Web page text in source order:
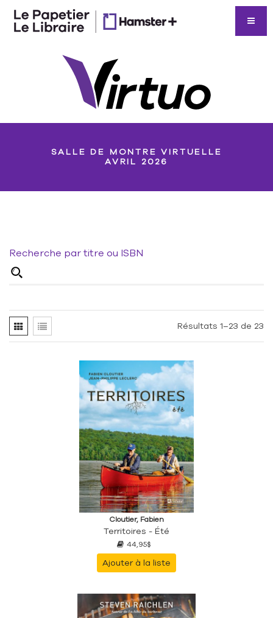
SALLE DE MONTRE VIRTUELLE
AVRIL 2026
Recherche par titre ou ISBN
Résultats 1–23 de 23
Cloutier, Fabien
Territoires - Été
44,95$
Ajouter à la liste